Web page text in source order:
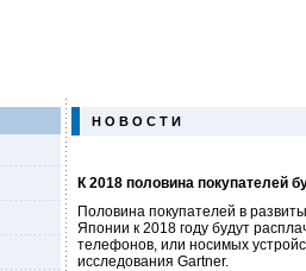
Н О В О С Т И
К 2018 половина покупателей
Половина покупателей в
Японии к 2018 году будут
телефонов, или носимых
исследования Gartner.